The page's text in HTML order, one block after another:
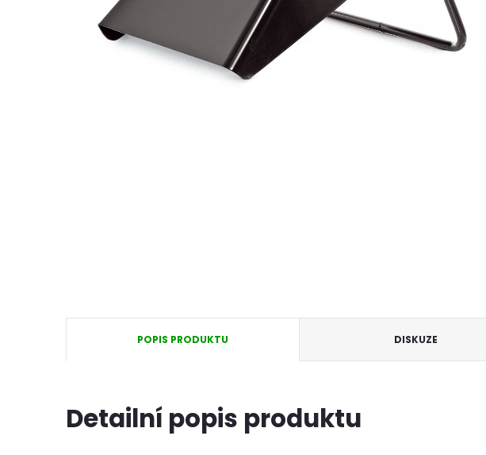
POPIS PRODUKTU DISKUZE
Detailní popis produktu